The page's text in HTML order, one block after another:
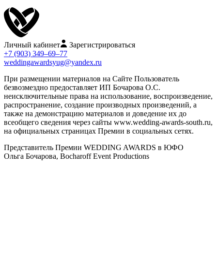
Личный кабинет
Зарегистрироваться
+7 (903) 349–69–77
weddingawardsyug@yandex.ru
При размещении материалов на Сайте Пользователь
безвозмездно предоставляет ИП Бочарова О.С.
неисключительные права на использование, воспроизведение,
распространение, создание производных произведений, а
также на демонстрацию материалов и доведение их до
всеобщего сведения через сайты www.wedding-awards-south.ru,
на официальных страницах Премии в социальных сетях.
Представитель Премии WEDDING AWARDS в ЮФО
Ольга Бочарова, Bocharoff Event Productions